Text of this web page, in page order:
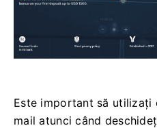
Este important să utilizați
mail atunci când